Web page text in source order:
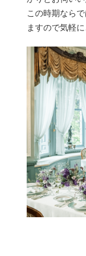
この時期なら
ますので気軽に